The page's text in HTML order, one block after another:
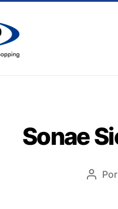
Sonae
Por